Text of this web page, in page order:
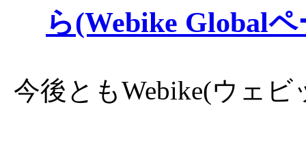
ら(Webike Global
今後ともWebike(ウェ